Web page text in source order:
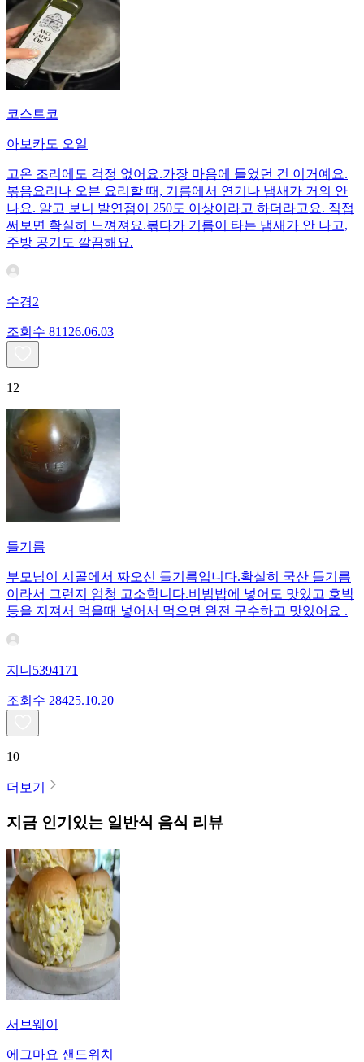
코스트코
아보카도 오일
고온 조리에도 걱정 없어요.가장 마음에 들었던 건 이거예요.
볶음요리나 오븐 요리할 때, 기름에서 연기나 냄새가 거의 안
나요. 알고 보니 발연점이 250도 이상이라고 하더라고요. 직접
써보면 확실히 느껴져요.볶다가 기름이 타는 냄새가 안 나고,
주방 공기도 깔끔해요.
수경2
조회수 811 26.06.03
12
들기름
부모님이 시골에서 짜오신 들기름입니다.확실히 국산 들기름
이라서 그런지 엄청 고소합니다.비빔밥에 넣어도 맛있고 호박
등을 지져서 먹을때 넣어서 먹으면 완전 구수하고 맛있어요 .
지니5394171
조회수 28425.10.20
10
더보기
지금 인기있는 일반식 음식 리뷰
서브웨이
에그마요 샌드위치